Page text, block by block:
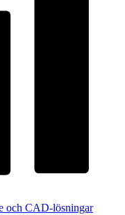
och CAD-lösningar